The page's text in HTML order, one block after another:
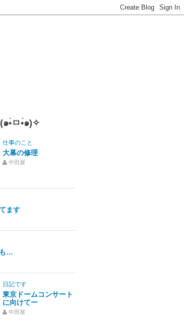
๑•̀ㅁ•́๑)✧
仕事のこと
大幕の修理
中田屋
ます
…
日記です
東京ドームコンサート
に向けてー
中田屋